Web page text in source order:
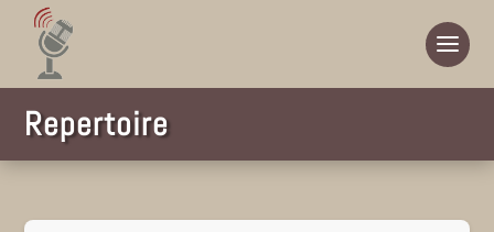
Repertoire